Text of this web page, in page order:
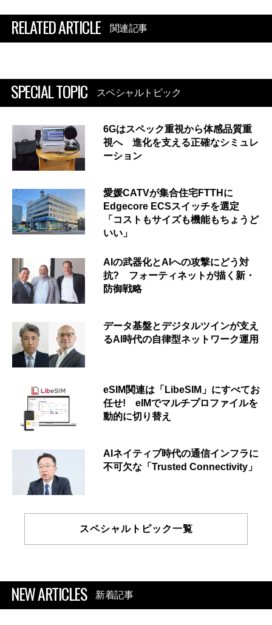
RELATED ARTICLE 関連記事
SPECIAL TOPIC スペシャルトピック
6Gはスペック重視から体感品質重
視へ 進化を支える正確なシミュレ
ーション
愛媛CATVが集合住宅FTTHに
Edgecore ECSスイッチを選定
「コストもサイズも機能もちょうど
いい」
AIの武器化とAIへの攻撃にどう対
抗? フォーティネットが描く新・
防御戦略
データ基盤とデジタルツインが支え
るAI時代の自律型ネットワーク運用
eSIM関連は「LibeSIM」にすべてお
任せ! eIMでマルチプロファイルを
動的に切り替え
AIネイティブ時代の通信インフラに
不可欠な「Trusted Connectivity」
スペシャルトピック一覧
NEW ARTICLES 新着記事